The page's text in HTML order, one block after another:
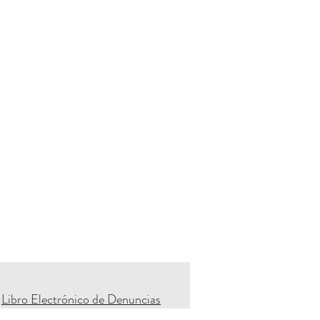
Libro Electrónico de Denuncias